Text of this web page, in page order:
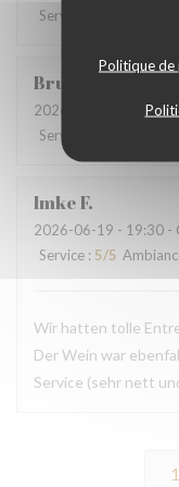
Politique de
Service
Bruce
2026-06-20
- 21:30 -
Service
ImkeF
2026-06-19 - 19:30 -
Service : 5/5
Wir hatten tolle
Der Wein war
Service (sehr nett
1